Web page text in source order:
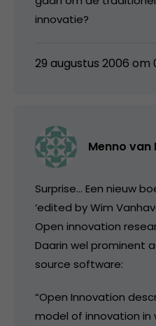
innovatie?
29 augustus 2006 om
Menno van
Surprise… Een nieuw
‘edited by Wim
Open innovation
Daarin wel prominent
source software:
“Open Innovation
model of innovation in